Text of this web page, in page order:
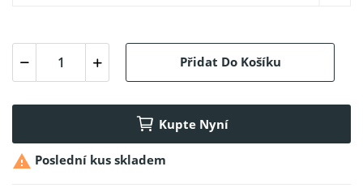
Přidat Do Košíku
Kupte Nyní
 Poslední kus skladem